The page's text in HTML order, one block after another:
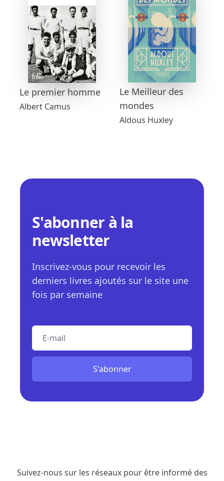
Le premier homme
Albert Camus
Le Meilleur des
mondes
Aldous Huxley
S'abonner à la
newsletter
Inscrivez-vous pour recevoir les
derniers livres ajoutés sur le site une
fois par semaine
S'abonner
Suivez-nous sur les réseaux pour être informé des